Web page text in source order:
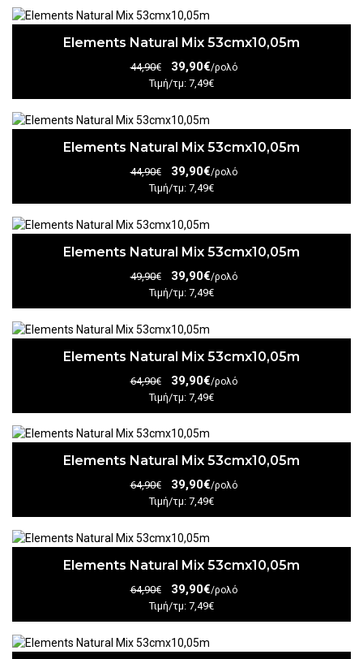
Elements Natural Mix 53cmx10,05m
44,90€ 39,90€/ρολό
Τιμή/τμ: 7,49€
Elements Natural Mix 53cmx10,05m
44,90€ 39,90€/ρολό
Τιμή/τμ: 7,49€
Elements Natural Mix 53cmx10,05m
49,90€ 39,90€/ρολό
Τιμή/τμ: 7,49€
Elements Natural Mix 53cmx10,05m
64,90€ 39,90€/ρολό
Τιμή/τμ: 7,49€
Elements Natural Mix 53cmx10,05m
64,90€ 39,90€/ρολό
Τιμή/τμ: 7,49€
Elements Natural Mix 53cmx10,05m
64,90€ 39,90€/ρολό
Τιμή/τμ: 7,49€